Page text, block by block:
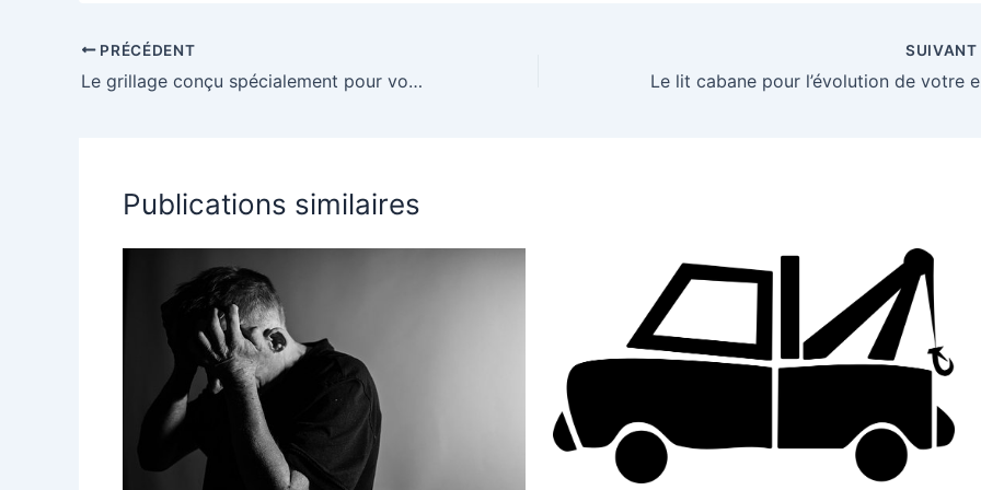
pour les
joueurs
français
responsable
PRÉCÉDENT
Le grillage conçu spécialement pour vos poules
SUIVANT
Publications similaires